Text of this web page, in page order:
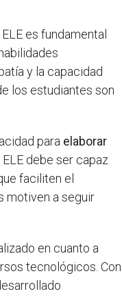
es fundamental
y la capacidad
los estudiantes son
para elaborar
ELE debe ser capaz
faciliten el
motiven a seguir
en cuanto a
tecnológicos. Con